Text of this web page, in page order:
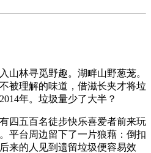
林寻觅野趣。湖畔山野葱茏。
被理解的味道，借滋长夹才将垃
年。垃圾量少了大半？
五百名徒步快乐喜爱者前来玩
平台周边留下了一片狼藉：倒扣
来的人见到遗留垃圾便容易效